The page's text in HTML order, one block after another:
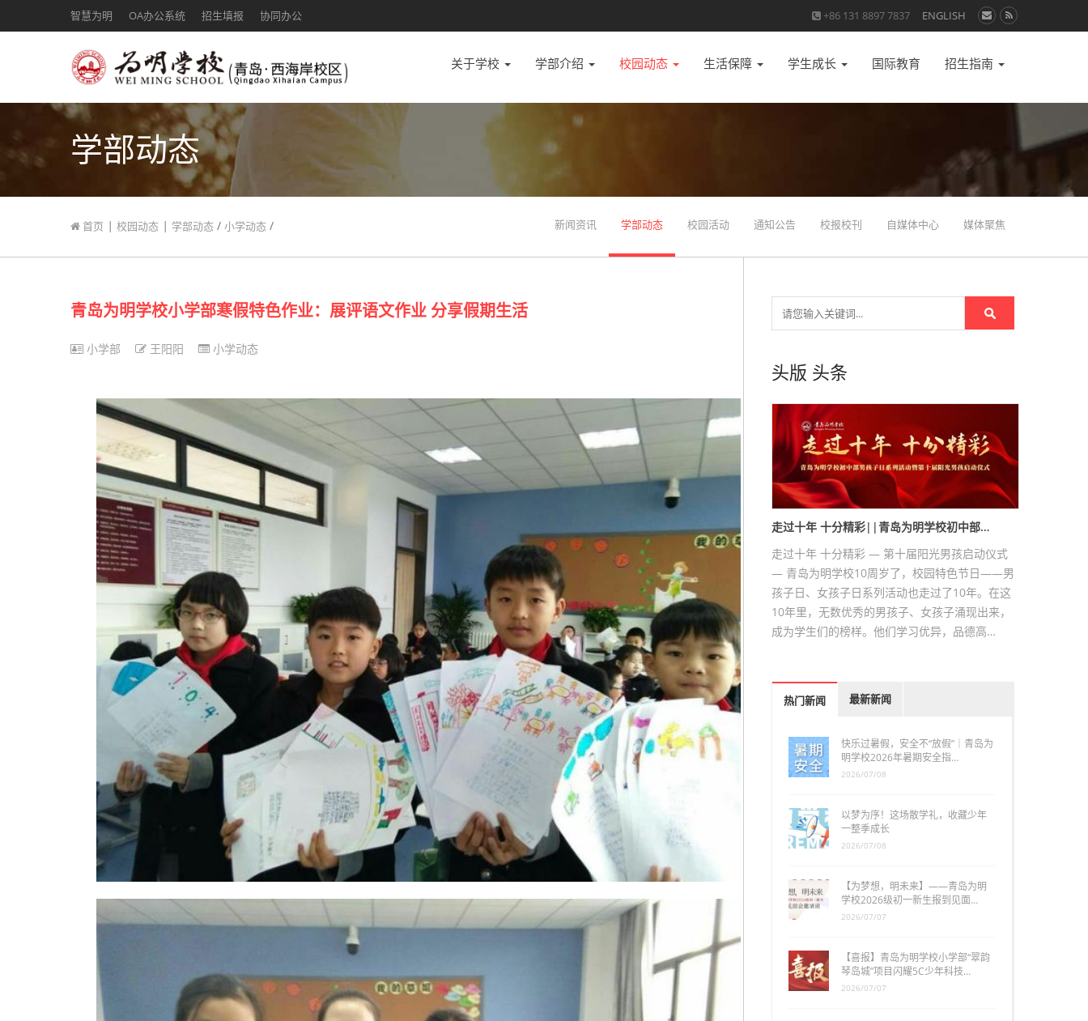
智慧为明 OA办公系统 招生填报 协同办公 +86 131 8897 7837 ENGLISH
关于学校 学部介绍 校园动态 生活保障 学生成长 国际教育 招生指南
学部动态
首页 | 校园动态 | 学部动态 / 小学动态 / 新闻资讯 学部动态 校园活动 通知公告 校报校刊 自媒体中心 媒体聚焦
青岛为明学校小学部寒假特色作业：展评语文作业 分享假期生活
小学部 王阳阳 小学动态
头版 头条
走过十年 十分精彩||青岛为明学校初中部…
走过十年 十分精彩 — 第十届阳光男孩启动仪式
— 青岛为明学校10周岁了，校园特色节日——男
孩子日、女孩子日系列活动也走过了10年。在这
10年里，无数优秀的男孩子、女孩子涌现出来，
成为学生们的榜样。他们学习优异，品德高…
热门新闻 最新新闻
快乐过暑假，安全不“放假”｜青岛为
明学校2026年暑期安全指…
2026/07/08
以梦为序！这场散学礼，收藏少年
一整季成长
2026/07/08
【为梦想，明未来】——青岛为明
学校2026级初一新生报到见面…
2026/07/07
【喜报】青岛为明学校小学部“翠韵
琴岛城”项目闪耀5C少年科技…
2026/07/07